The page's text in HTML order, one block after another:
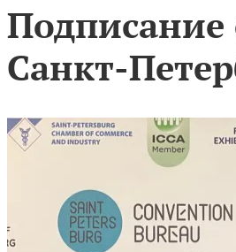
Подписание
Санкт-